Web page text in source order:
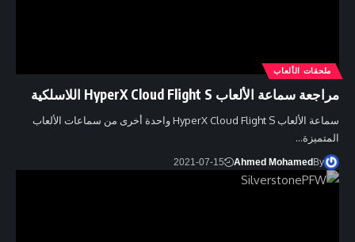
ملحقات الألعاب
مراجعة سماعة الألعاب HyperX Cloud Flight S اللاسلكية
سماعة الألعاب HyperX Cloud Flight S واحدة أخرى من سماعات الألعاب
المتميزة…
By
Ahmed Mohamed
2021-07-15